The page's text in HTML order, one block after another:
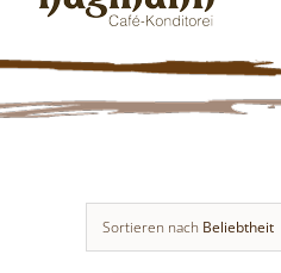
Sortieren nach Beliebtheit